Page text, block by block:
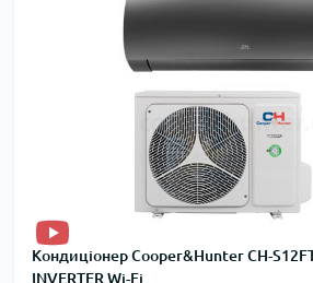
Кондиціонер Cooper&Hunter CH-
INVERTER Wi-Fi